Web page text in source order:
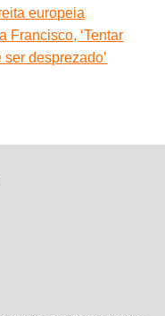
europeia
Francisco, ‘Tentar
desprezado’